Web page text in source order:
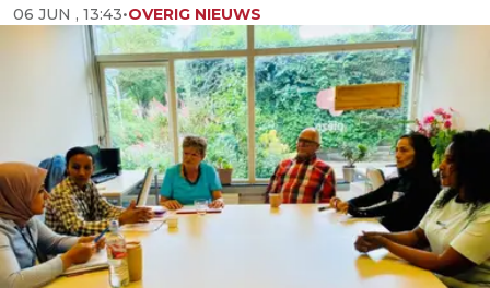
06 JUN , 13:43•OVERIG NIEUWS